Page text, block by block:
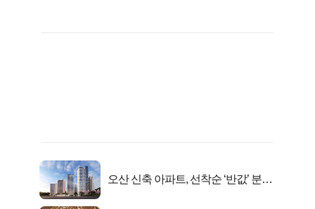
오산 신축 아파트, 선착순 ‘반값’ 분양